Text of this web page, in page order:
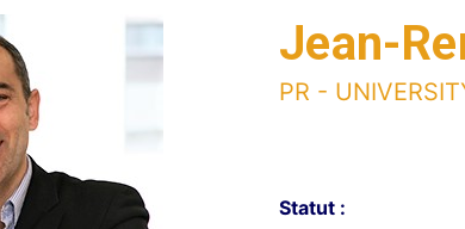
Jean-
PR -
Statut :